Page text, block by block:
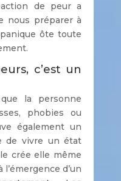
de peur a
nous préparer à
ôte toute
c’est un
la personne
phobies ou
également un
de vivre un état
crée elle même
d’un